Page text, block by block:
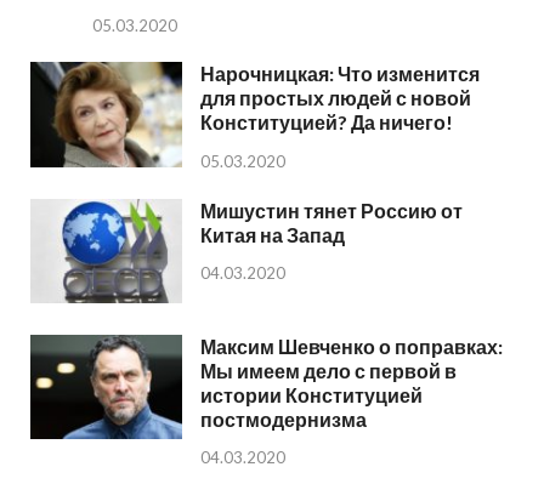
05.03.2020
Нарочницкая: Что изменится
для простых людей с новой
Конституцией? Да ничего!
05.03.2020
Мишустин тянет Россию от
Китая на Запад
04.03.2020
Максим Шевченко о поправках:
Мы имеем дело с первой в
истории Конституцией
постмодернизма
04.03.2020